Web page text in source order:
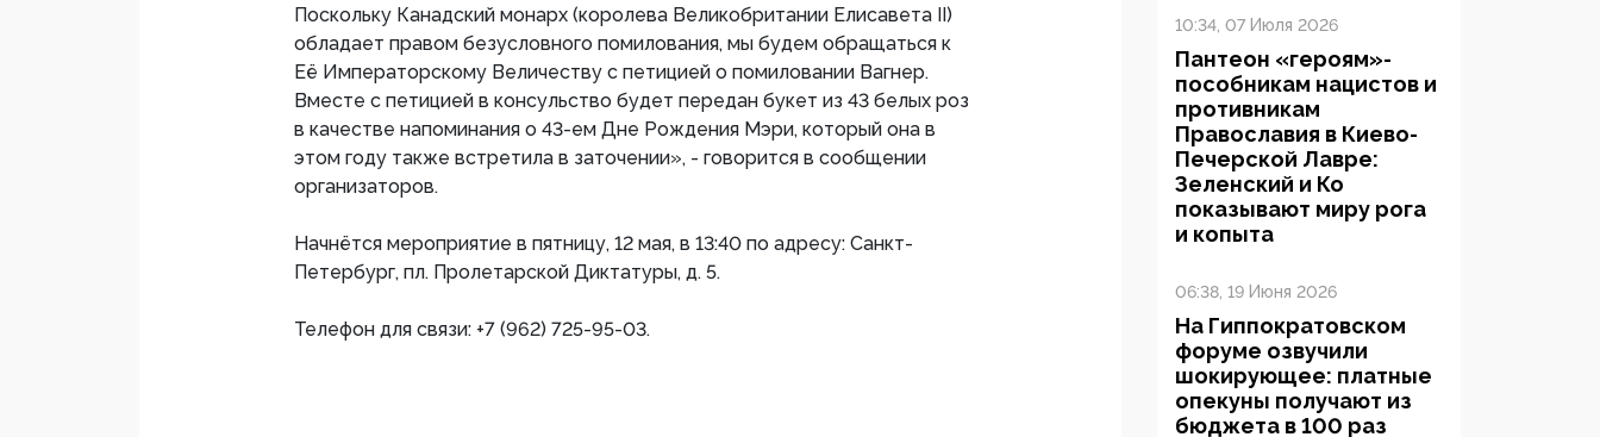
Поскольку Канадский монарх (королева Великобритании Елисавета II)
обладает правом безусловного помилования, мы будем обращаться к
Её Императорскому Величеству с петицией о помиловании Вагнер.
Вместе с петицией в консульство будет передан букет из 43 белых роз
в качестве напоминания о 43-ем Дне Рождения Мэри, который она в
этом году также встретила в заточении», - говорится в сообщении
организаторов.
Начнётся мероприятие в пятницу, 12 мая, в 13:40 по адресу: Санкт-
Петербург, пл. Пролетарской Диктатуры, д. 5.
Телефон для связи: +7 (962) 725-95-03.
10:34, 07 Июля 2026
Пантеон «героям»-
пособникам нацистов и
противникам
Православия в Киево-
Печерской Лавре:
Зеленский и Ко
показывают миру рога
и копыта
06:38, 19 Июня 2026
На Гиппократовском
форуме озвучили
шокирующее: платные
опекуны получают из
бюджета в 100 раз